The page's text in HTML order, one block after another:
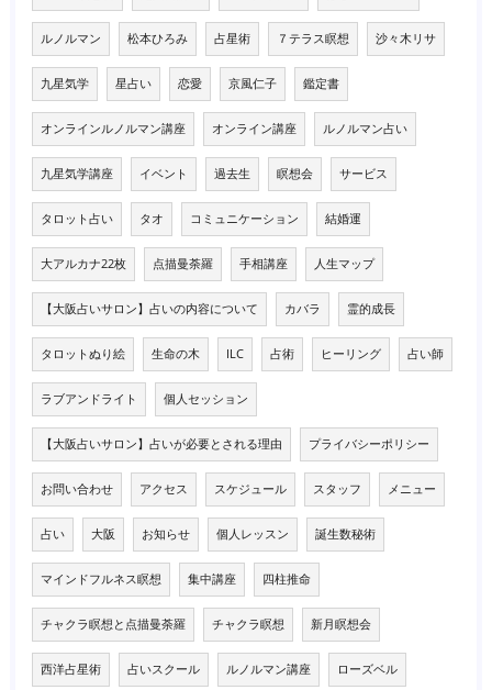
ルノルマン 松本ひろみ 占星術 ７テラス瞑想 沙々木リサ
九星気学 星占い 恋愛 京風仁子 鑑定書
オンラインルノルマン講座 オンライン講座 ルノルマン占い
九星気学講座 イベント 過去生 瞑想会 サービス
タロット占い タオ コミュニケーション 結婚運
大アルカナ22枚 点描曼荼羅 手相講座 人生マップ
【大阪占いサロン】占いの内容について カバラ 霊的成長
タロットぬり絵 生命の木 ILC 占術 ヒーリング 占い師
ラブアンドライト 個人セッション
【大阪占いサロン】占いが必要とされる理由 プライバシーポリシー
お問い合わせ アクセス スケジュール スタッフ メニュー
占い 大阪 お知らせ 個人レッスン 誕生数秘術
マインドフルネス瞑想 集中講座 四柱推命
チャクラ瞑想と点描曼荼羅 チャクラ瞑想 新月瞑想会
西洋占星術 占いスクール ルノルマン講座 ローズベル